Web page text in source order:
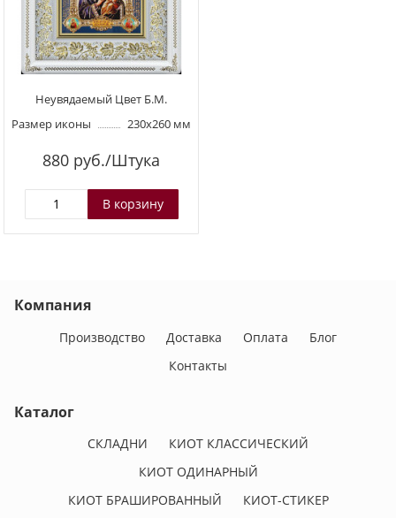
Неувядаемый Цвет Б.М.
Размер иконы
230х260 мм
880 руб./Штука
Компания
Производство Доставка Оплата
Блог
Контакты
Каталог
СКЛАДНИ
КИОТ КЛАССИЧЕСКИЙ
КИОТ ОДИНАРНЫЙ
КИОТ БРАШИРОВАННЫЙ
КИОТ-СТИКЕР